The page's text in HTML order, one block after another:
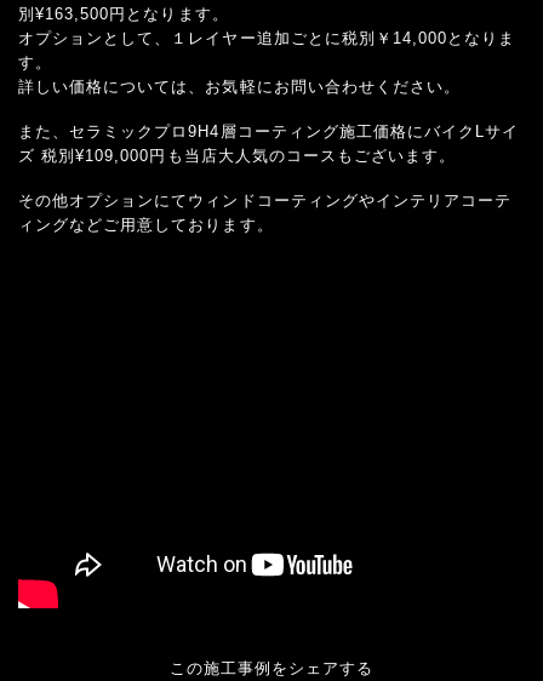
別¥163,500円となります。
オプションとして、１レイヤー追加ごとに税別￥14,000となりま
す。
詳しい価格については、お気軽にお問い合わせください。
また、セラミックプロ9H4層コーティング施工価格にバイクLサイ
ズ 税別¥109,000円も当店大人気のコースもございます。
その他オプションにてウィンドコーティングやインテリアコーテ
ィングなどご用意しております。
この施工事例をシェアする